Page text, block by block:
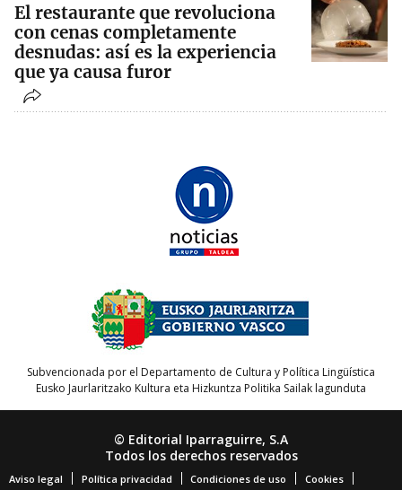
El restaurante que revoluciona
con cenas completamente
desnudas: así es la experiencia
que ya causa furor
Subvencionada por el Departamento de Cultura y Política Lingüística
Eusko Jaurlaritzako Kultura eta Hizkuntza Politika Sailak lagunduta
© Editorial Iparraguirre, S.A
Todos los derechos reservados
Aviso legal Política privacidad Condiciones de uso Cookies